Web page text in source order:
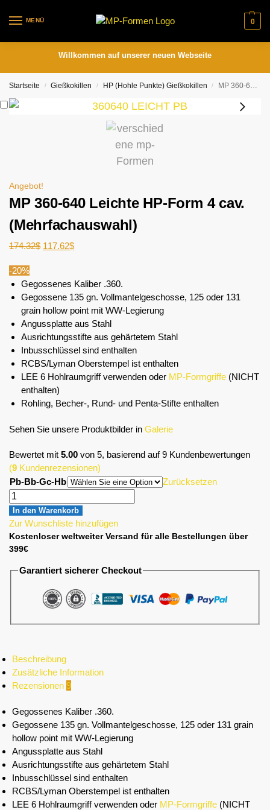
MENÜ 0
Willkommen auf unserer neuen Webseite
Startseite / Gießkokillen / HP (Hohle Punkte) Gießkokillen / MP 360-640 Leichte HP-Form 4 cav. (Mehrfachauswahl)
Angebot!
MP 360-640 Leichte HP-Form 4 cav.
(Mehrfachauswahl)
174.32$ 117.62$
-20%
Gegossenes Kaliber .360.
Gegossene 135 gn. Vollmantelgeschosse, 125 oder 131
grain hollow point mit WW-Legierung
Angussplatte aus Stahl
Ausrichtungsstifte aus gehärtetem Stahl
Inbusschlüssel sind enthalten
RCBS/Lyman Oberstempel ist enthalten
LEE 6 Hohlraumgriff verwenden oder MP-Formgriffe (NICHT
enthalten)
Rohling, Becher-, Rund- und Penta-Stifte enthalten
Sehen Sie unsere Produktbilder in Galerie
Bewertet mit 5.00 von 5, basierend auf9 Kundenbewertungen
(9 Kundenrezensionen)
Pb-Bb-Gc-Hb
Zurücksetzen
In den Warenkorb
Zur Wunschliste hinzufügen
Kostenloser weltweiter Versand für alle Bestellungen über
399€
Garantiert sicherer Checkout
Beschreibung
Zusätzliche Information
Rezensionen 9
Gegossenes Kaliber .360.
Gegossene 135 gn. Vollmantelgeschosse, 125 oder 131 grain
hollow point mit WW-Legierung
Angussplatte aus Stahl
Ausrichtungsstifte aus gehärtetem Stahl
Inbusschlüssel sind enthalten
RCBS/Lyman Oberstempel ist enthalten
LEE 6 Hohlraumgriff verwenden oder MP-Formgriffe (NICHT